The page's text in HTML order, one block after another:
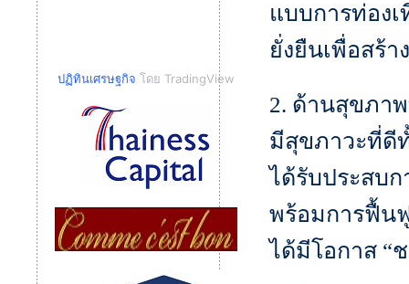
ปฏิทินเศรษฐกิจ โดย TradingView
แบบการท่อง
ยั่งยืนเพื่อสร้
2. ด้านสุขภา
มีสุขภาวะที่ดี
ได้รับประสบ
พร้อมการฟื้น
ได้มีโอกาส “